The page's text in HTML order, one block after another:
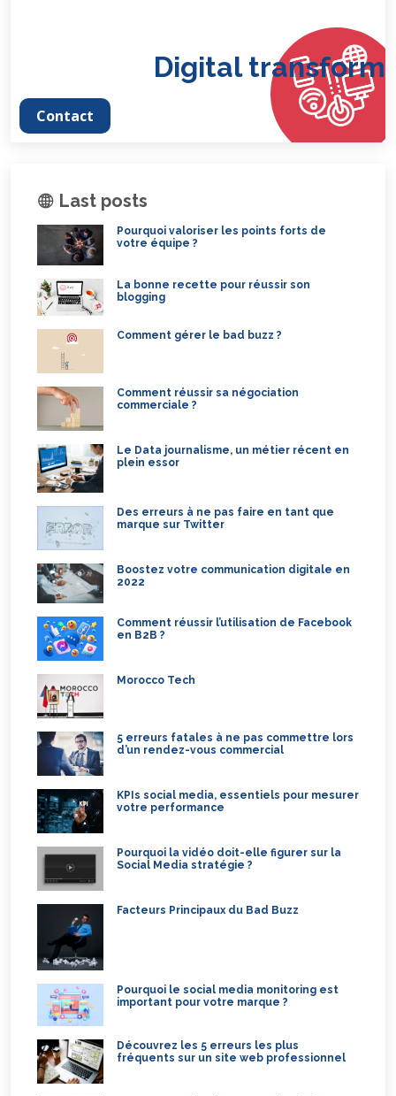
Digital
Contact
Last posts
Pourquoi valoriser les points forts de
votre équipe ?
La bonne recette pour réussir son
blogging
Comment gérer le bad buzz ?
Comment réussir sa négociation
commerciale ?
Le Data journalisme, un métier récent en
plein essor
Des erreurs à ne pas faire en tant que
marque sur Twitter
Boostez votre communication digitale en
2022
Comment réussir l’utilisation de Facebook
en B2B ?
Morocco Tech
5 erreurs fatales à ne pas commettre lors
d’un rendez-vous commercial
KPIs social media, essentiels pour mesurer
votre performance
Pourquoi la vidéo doit-elle figurer sur la
Social Media stratégie ?
Facteurs Principaux du Bad Buzz
Pourquoi le social media monitoring est
important pour votre marque ?
Découvrez les 5 erreurs les plus
fréquents sur un site web professionnel